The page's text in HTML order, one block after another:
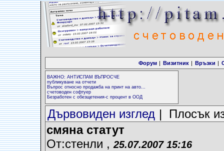
Форум | Визитник | Връзки |
ВАЖНО: АНТИСПАМ ВЪПРОСЧЕ
публикуване на отчети
Въпрос относно продажба на принт на авто...
счетоводен софтуер
Безработен с обезщетения-с процент в ООД
Дървовиден изглед | Плосък
смяна статут
От:стенли , 25.07.2007 15:16